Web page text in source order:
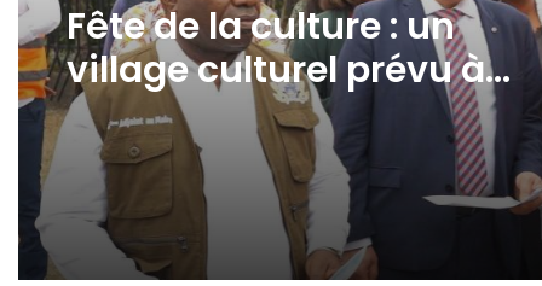
Fête de la culture : un
village culturel prévu à
l’avenue Jean-Paul II